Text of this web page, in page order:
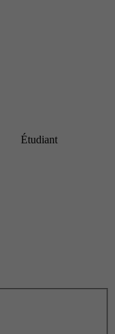
Étudiant